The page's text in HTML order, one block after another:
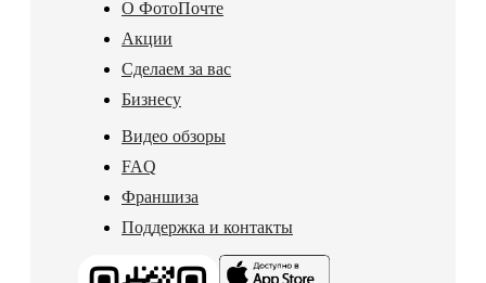
О ФотоПочте
Акции
Сделаем за вас
Бизнесу
Видео обзоры
FAQ
Франшиза
Поддержка и контакты